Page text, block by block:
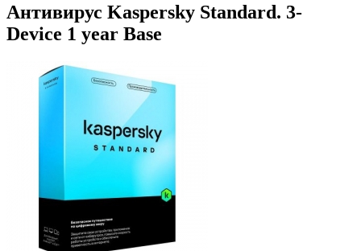
Антивирус Kaspersky Standard. 3-
Device 1 year Base